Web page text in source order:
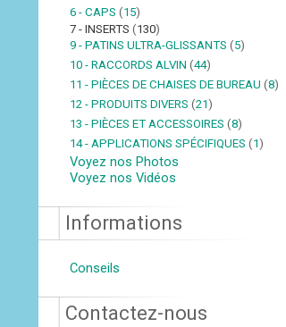
6 - CAPS (15)
7 - INSERTS (130)
9 - PATINS ULTRA-GLISSANTS (5)
10 - RACCORDS ALVIN (44)
11 - PIÈCES DE CHAISES DE BUREAU (8)
12 - PRODUITS DIVERS (21)
13 - PIÈCES ET ACCESSOIRES (8)
14 - APPLICATIONS SPÉCIFIQUES (1)
Voyez nos Photos
Voyez nos Vidéos
Informations
Conseils
Contactez-nous